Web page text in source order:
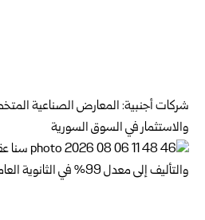
شركات أجنبية: المعارض الصناعية
والاستثمار في السوق السورية